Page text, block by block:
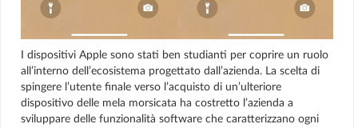
I dispositivi Apple sono stati ben studianti per coprire un ruolo
all’interno dell’ecosistema progettato dall’azienda. La scelta di
spingere l’utente finale verso l’acquisto di un’ulteriore
dispositivo delle mela morsicata ha costretto l’azienda a
sviluppare delle funzionalità software che caratterizzano ogni